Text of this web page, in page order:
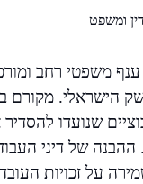
ומשפט
ענף משפטי רחב
הישראלי. מקורם
שנועדו
של דיני
על זכויות